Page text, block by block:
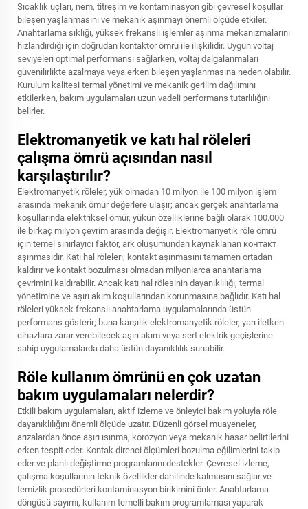
Sıcaklık uçları, nem, titreşim ve kontaminasyon gibi çevresel koşullar
bileşen yaşlanmasını ve mekanik aşınmayı önemli ölçüde etkiler.
Anahtarlama sıklığı, yüksek frekanslı işlemler aşınma mekanizmalarını
hızlandırdığı için doğrudan kontaktör ömrü ile ilişkilidir. Uygun voltaj
seviyeleri optimal performansı sağlarken, voltaj dalgalanmaları
güvenilirlikte azalmaya veya erken bileşen yaşlanmasına neden olabilir.
Kurulum kalitesi termal yönetimi ve mekanik gerilim dağılımını
etkilerken, bakım uygulamaları uzun vadeli performans tutarlılığını
belirler.
Elektromanyetik ve katı hal röleleri
çalışma ömrü açısından nasıl
karşılaştırılır?
Elektromanyetik röleler, yük olmadan 10 milyon ile 100 milyon işlem
arasında mekanik ömür değerlere ulaşır; ancak gerçek anahtarlama
koşullarında elektriksel ömür, yükün özelliklerine bağlı olarak 100.000
ile birkaç milyon çevrim arasında değişir. Elektromanyetik röle ömrü
için temel sınırlayıcı faktör, ark oluşumundan kaynaklanan контакт
aşınmasıdır. Katı hal röleleri, kontakt aşınmasını tamamen ortadan
kaldırır ve kontakt bozulması olmadan milyonlarca anahtarlama
çevrimini kaldırabilir. Ancak katı hal rölesinin dayanıklılığı, termal
yönetimine ve aşırı akım koşullarından korunmasına bağlıdır. Katı hal
röleleri yüksek frekanslı anahtarlama uygulamalarında üstün
performans gösterir; buna karşılık elektromanyetik röleler, yarı iletken
cihazlara zarar verebilecek aşırı akım veya sert elektrik geçişlerine
sahip uygulamalarda daha üstün dayanıklılık sunabilir.
Röle kullanım ömrünü en çok uzatan
bakım uygulamaları nelerdir?
Etkili bakım uygulamaları, aktif izleme ve önleyici bakım yoluyla röle
dayanıklılığını önemli ölçüde uzatır. Düzenli görsel muayeneler,
arızalardan önce aşırı ısınma, korozyon veya mekanik hasar belirtilerini
erken tespit eder. Kontak direnci ölçümleri bozulma eğilimlerini takip
eder ve planlı değiştirme programlarını destekler. Çevresel izleme,
çalışma koşullarının teknik özellikler dahilinde kalmasını sağlar ve
temizlik prosedürleri kontaminasyon birikimini önler. Anahtarlama
döngüsü sayımı, kullanım temelli bakım programlaması yaparak